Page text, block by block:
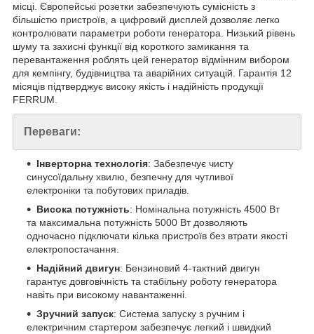
місці. Європейські розетки забезпечують сумісність з
більшістю пристроїв, а цифровий дисплей дозволяє легко
контролювати параметри роботи генератора. Низький рівень
шуму та захисні функції від короткого замикання та
перевантаження роблять цей генератор відмінним вибором
для кемпінгу, будівництва та аварійних ситуацій. Гарантія 12
місяців підтверджує високу якість і надійність продукції
FERRUM.
Переваги:
Інверторна технологія: Забезпечує чисту
синусоїдальну хвилю, безпечну для чутливої
електроніки та побутових приладів.
Висока потужність: Номінальна потужність 4500 Вт
та максимальна потужність 5000 Вт дозволяють
одночасно підключати кілька пристроїв без втрати якості
електропостачання.
Надійний двигун: Бензиновий 4-тактний двигун
гарантує довговічність та стабільну роботу генератора
навіть при високому навантаженні.
Зручний запуск: Система запуску з ручним і
електричним стартером забезпечує легкий і швидкий